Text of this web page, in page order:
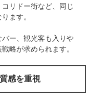
リドー街など、同じ
ます。
ー、観光客も入りや
略が求められます。
感を重視